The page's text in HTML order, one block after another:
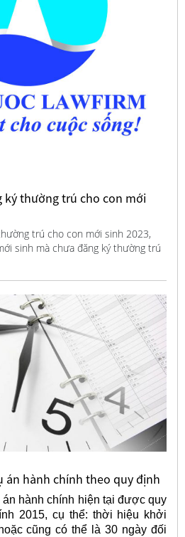
ký thường trú cho con mới
trú cho con mới sinh 2023,
sinh mà chưa đăng ký thường trú
án hành chính theo quy định
hành chính hiện tại được quy
2015, cụ thể: thời hiệu khởi
cũng có thể là 30 ngày đối